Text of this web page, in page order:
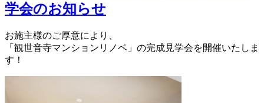
学会のお知らせ
お施主様のご厚意により、
「観世音寺マンションリノベ」の完成見学会を開催いたしま
す！